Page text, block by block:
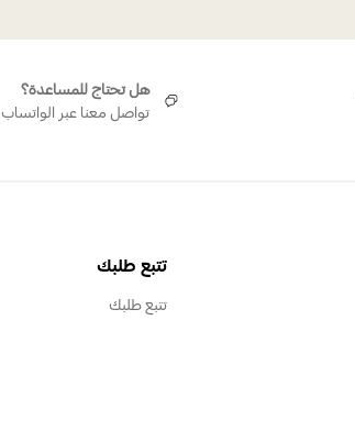
هل تحتاج للمساعدة؟
تواصل معنا عبر الواتساب
تتبع طلبك
تتبع طلبك